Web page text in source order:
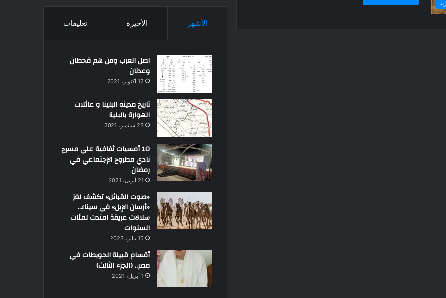
الأشهر الأخيرة تعليقات
اصل العرب ومن هم قحطان
وعدنان
12 أكتوبر، 2021
تاريخ مدينه البلينا و عائلات
الهوارة بالبلينا
23 سبتمبر، 2021
10 أمسيات ثقافية علي مسرح
نادي مطروح الإجتماعي في
رمضان
21 أبريل، 2021
«صوت القبائل» تكشف لغز
«أرسان الإبل» في سيناء..
سلالات عريقة امتدت لمئات
السنوات
15 يناير، 2023
أقسام قبيلة الحويطات في
مصر.. (الجزء الثالث)
1 أبريل، 2021